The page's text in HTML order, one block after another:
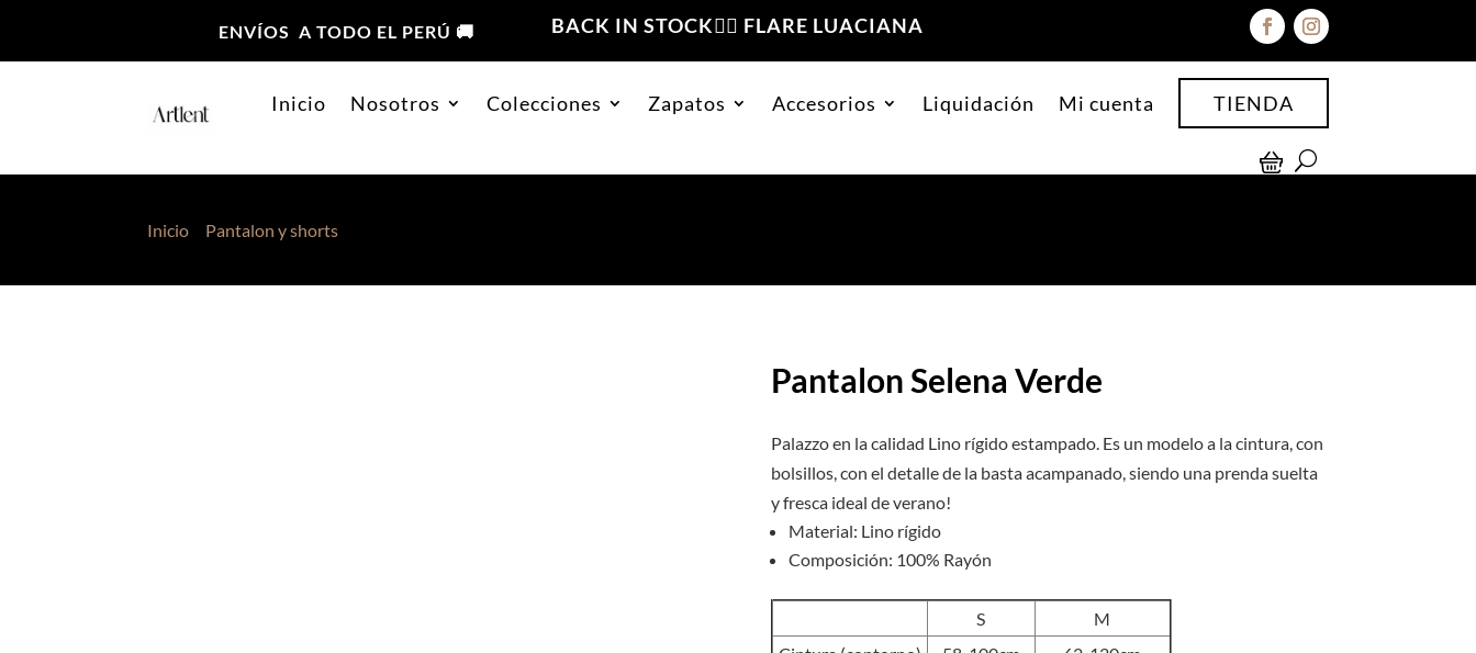
ENVÍOS A TODO EL PERÚ 🚚 BACK IN STOCK❤️‍🔥 FLARE LUACIANA
Inicio Nosotros Colecciones Zapatos Accesorios Liquidación Mi cuenta TIENDA
Inicio Pantalon y shorts
Pantalon Selena Verde
Palazzo en la calidad Lino rígido estampado. Es un modelo a la cintura, con
bolsillos, con el detalle de la basta acampanado, siendo una prenda suelta
y fresca ideal de verano!
Material: Lino rígido
Composición: 100% Rayón
S
M